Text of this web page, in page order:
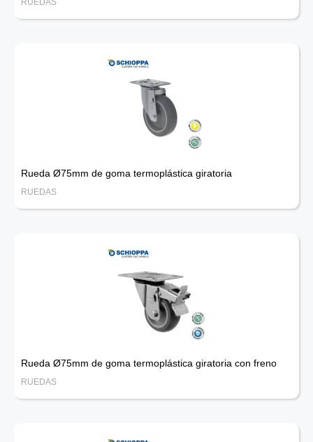
RUEDAS
Rueda Ø75mm de goma termoplástica giratoria
RUEDAS
Rueda Ø75mm de goma termoplástica giratoria con freno
RUEDAS